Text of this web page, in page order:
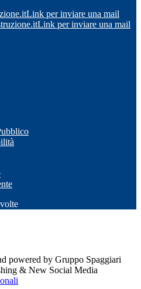
Link per inviare una mail
Link per inviare una mail
volte
powered by Gruppo Spaggiari
& New Social Media